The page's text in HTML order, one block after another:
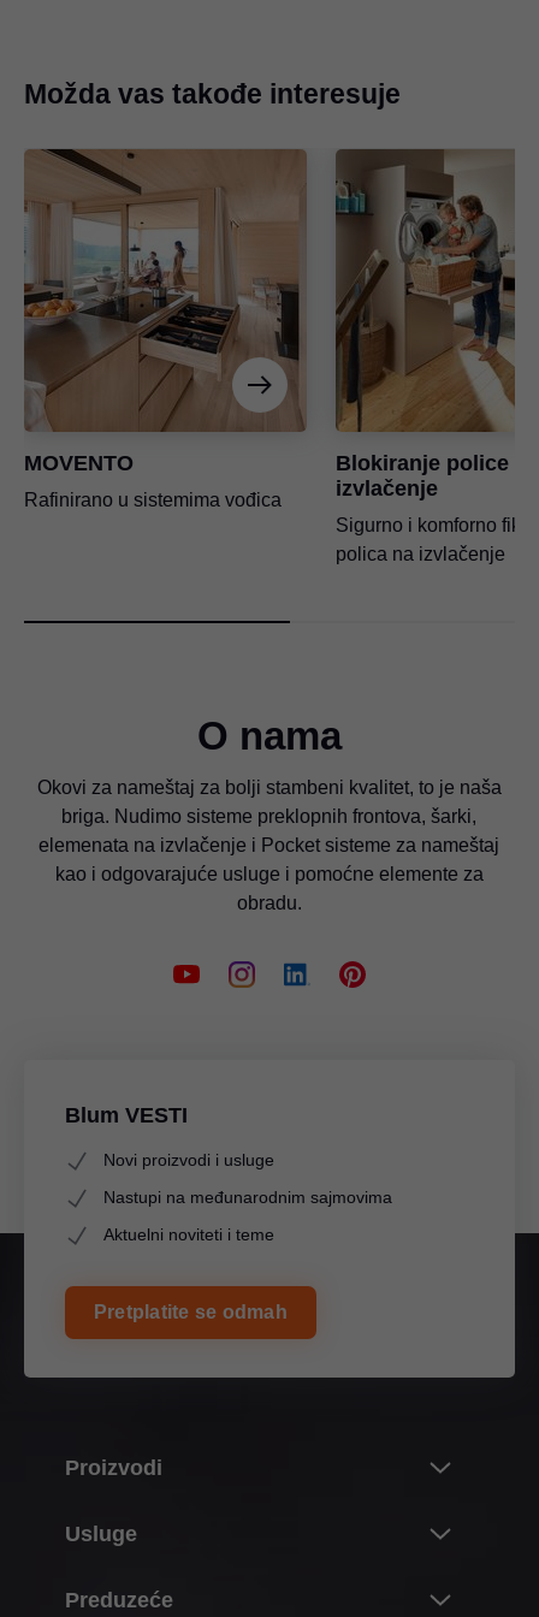
Možda vas takođe interesuje
MOVENTO
Rafinirano u sistemima vođica
Blokiranje police na
izvlačenje
Sigurno i komforno
polica na izvlačenje
O nama
Okovi za nameštaj za bolji stambeni kvalitet, to je naša
briga. Nudimo sisteme preklopnih frontova, šarki,
elemenata na izvlačenje i Pocket sisteme za nameštaj
kao i odgovarajuće usluge i pomoćne elemente za
obradu.
Blum VESTI
Novi proizvodi i usluge
Nastupi na međunarodnim sajmovima
Aktuelni noviteti i teme
Pretplatite se odmah
Proizvodi
Sistem preklopnih frontova
Usluge
Preduzeće